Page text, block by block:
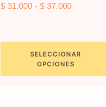
$31.000 - $37.000Rango
$ 31.000
SELECCIONAR
OPCIONES